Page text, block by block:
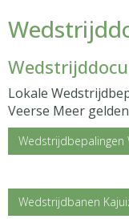
Lokale
Veerse Meer
Wedstrijdbepalingen
Wedstrijdbanen